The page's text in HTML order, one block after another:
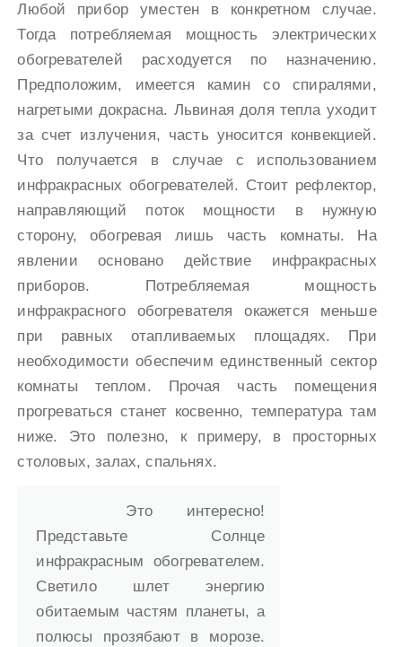
Любой прибор уместен в конкретном случае.
Тогда потребляемая мощность электрических
обогревателей расходуется по назначению.
Предположим, имеется камин со спиралями,
нагретыми докрасна. Львиная доля тепла уходит
за счет излучения, часть уносится конвекцией.
Что получается в случае с использованием
инфракрасных обогревателей. Стоит рефлектор,
направляющий поток мощности в нужную
сторону, обогревая лишь часть комнаты. На
явлении основано действие инфракрасных
приборов. Потребляемая мощность
инфракрасного обогревателя окажется меньше
при равных отапливаемых площадях. При
необходимости обеспечим единственный сектор
комнаты теплом. Прочая часть помещения
прогреваться станет косвенно, температура там
ниже. Это полезно, к примеру, в просторных
столовых, залах, спальнях.
Это интересно!
Представьте Солнце
инфракрасным обогревателем.
Светило шлет энергию
обитаемым частям планеты, а
полюсы прозябают в морозе.